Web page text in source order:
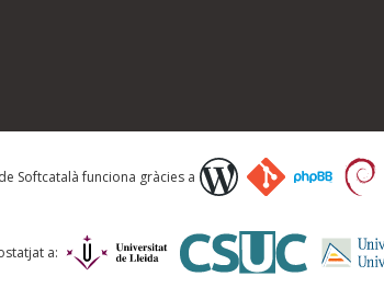
Softcatalà funciona gràcies a
a: